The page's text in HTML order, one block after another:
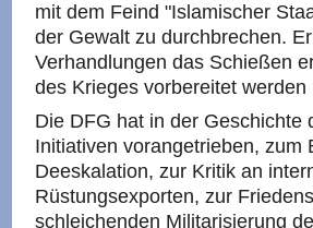
mit dem Feind "Islamischer
der Gewalt zu durchbrechen.
Verhandlungen das Schießen
des Krieges vorbereitet werden
Die DFG hat in der Geschichte
Initiativen vorangetrieben, zum
Deeskalation, zur Kritik an
Rüstungsexporten, zur
schleichenden Militarisierung